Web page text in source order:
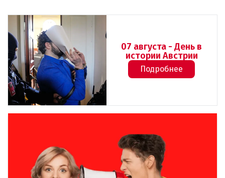
07 августа - День в
истории Австрии
Подробнее